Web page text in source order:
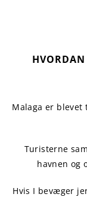
Malaga er
Turisterne
havnen og
Hvis I bevæger